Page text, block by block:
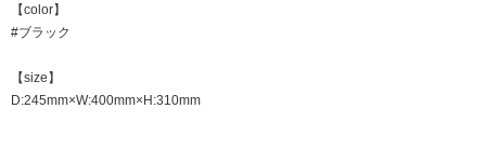
【color】
#ブラック
【size】
D:245mm×W:400mm×H:310mm